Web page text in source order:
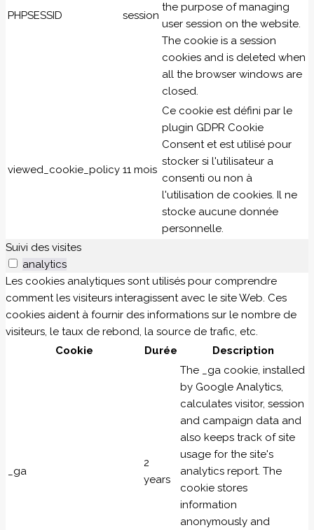
PHPSESSID session
the purpose of managing
user session on the website.
The cookie is a session
cookies and is deleted when
all the browser windows are
closed.
viewed_cookie_policy 11 mois
Ce cookie est défini par le
plugin GDPR Cookie
Consent et est utilisé pour
stocker si l'utilisateur a
consenti ou non à
l'utilisation de cookies. Il ne
stocke aucune donnée
personnelle.
Suivi des visites
analytics
Les cookies analytiques sont utilisés pour comprendre
comment les visiteurs interagissent avec le site Web. Ces
cookies aident à fournir des informations sur le nombre de
visiteurs, le taux de rebond, la source de trafic, etc.
Cookie
Durée Description
_ga
2
years
The _ga cookie, installed
by Google Analytics,
calculates visitor, session
and campaign data and
also keeps track of site
usage for the site's
analytics report. The
cookie stores
information
anonymously and